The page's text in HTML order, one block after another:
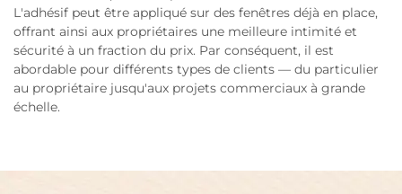
L'adhésif peut être appliqué sur des fenêtres déjà en place,
offrant ainsi aux propriétaires une meilleure intimité et
sécurité à un fraction du prix. Par conséquent, il est
abordable pour différents types de clients — du particulier
au propriétaire jusqu'aux projets commerciaux à grande
échelle.